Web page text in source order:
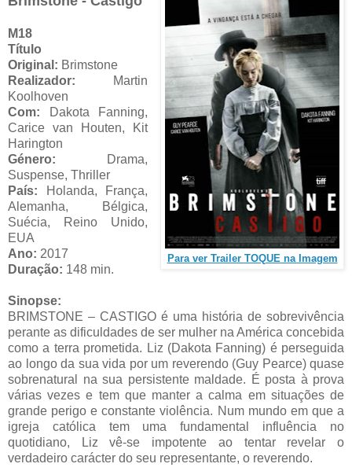
Para ver Trailer TOQUE na Imagem
M18
Título
Original: Brimstone
Realizador:
Martin
Koolhoven
Com:
Dakota Fanning,
Carice van Houten, Kit
Harington
Género: Drama,
Suspense, Thriller
País: Holanda, França,
Alemanha, Bélgica,
Suécia, Reino Unido,
EUA
Ano: 2017
Duração: 148 min.
Sinopse:
BRIMSTONE – CASTIGO é uma história de sobrevivência
perante as dificuldades de ser mulher na América concebida
como a terra prometida. Liz (Dakota Fanning) é perseguida
ao longo da sua vida por um reverendo (Guy Pearce) quase
sobrenatural na sua persistente maldade. É posta à prova
várias vezes e tem que manter a calma em situações de
grande perigo e constante violência. Num mundo em que a
igreja católica tem uma fundamental influência no
quotidiano, Liz vê-se impotente ao tentar revelar o
verdadeiro carácter do seu representante, o reverendo.